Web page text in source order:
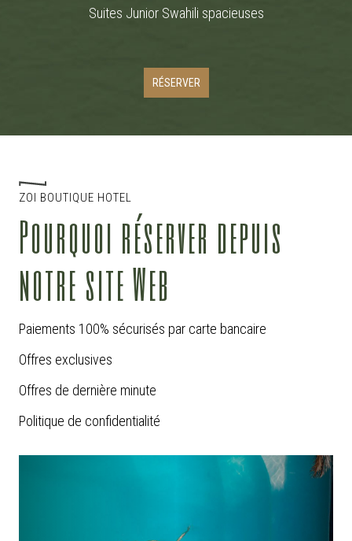
Suites Junior Swahili spacieuses
RÉSERVER
ZOI BOUTIQUE HOTEL
Pourquoi réserver depuis
notre site Web
Paiements 100% sécurisés par carte bancaire
Offres exclusives
Offres de dernière minute
Politique de confidentialité